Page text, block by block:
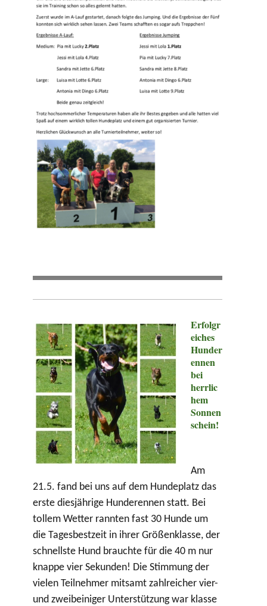
Erfolgr
eiches
Hunder
ennen
bei
herrlic
hem
Sonnen
schein!
Am
21.5. fand bei uns auf dem Hundeplatz das
erste diesjährige Hunderennen statt. Bei
tollem Wetter rannten fast 30 Hunde um
die Tagesbestzeit in ihrer Größenklasse, der
schnellste Hund brauchte für die 40 m nur
knappe vier Sekunden! Die Stimmung der
vielen Teilnehmer mitsamt zahlreicher vier-
und zweibeiniger Unterstützung war klasse